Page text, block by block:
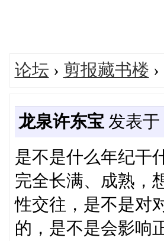
论坛 › 剪报藏书楼
龙泉许东宝 发表于
是不是什么年纪干
完全长满、成熟，
性交往，是不是对
的，是不是会影响